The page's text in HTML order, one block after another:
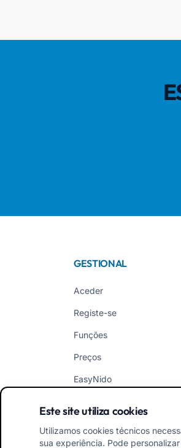
GESTIONAL
Aceder
Registe-se
Funções
Preços
EasyNido
Este site utiliza cookies
Utilizamos cookies técnicos
sua experiência. Pode